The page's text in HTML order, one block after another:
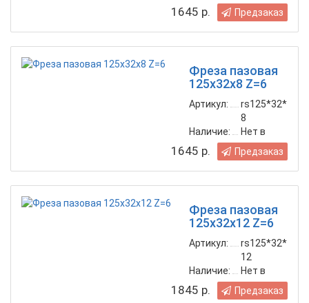
наличии
1645 р. Предзаказ
Фреза пазовая
125х32х8 Z=6
Артикул:
rs125*32*
8
Наличие:
Нет в
наличии
1645 р. Предзаказ
Фреза пазовая
125х32х12 Z=6
Артикул:
rs125*32*
12
Наличие:
Нет в
наличии
1845 р. Предзаказ